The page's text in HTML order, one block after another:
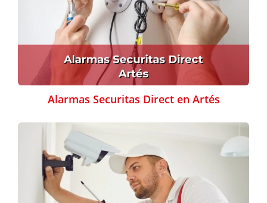
Alarmas Securitas Direct en Artés